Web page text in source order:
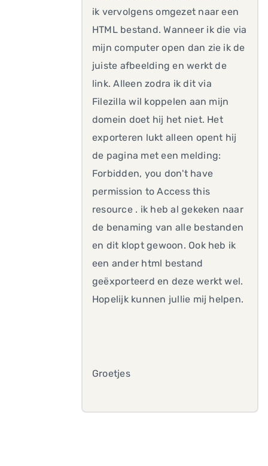
ik vervolgens omgezet naar een
HTML bestand. Wanneer ik die via
mijn computer open dan zie ik de
juiste afbeelding en werkt de
link. Alleen zodra ik dit via
Filezilla wil koppelen aan mijn
domein doet hij het niet. Het
exporteren lukt alleen opent hij
de pagina met een melding:
Forbidden, you don't have
permission to Access this
resource . ik heb al gekeken naar
de benaming van alle bestanden
en dit klopt gewoon. Ook heb ik
een ander html bestand
geëxporteerd en deze werkt wel.
Hopelijk kunnen jullie mij helpen.
Groetjes